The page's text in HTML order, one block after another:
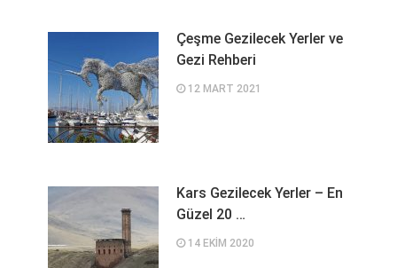
Çeşme Gezilecek Yerler ve
Gezi Rehberi
12 MART 2021
Kars Gezilecek Yerler – En
Güzel 20 …
14 EKIM 2020